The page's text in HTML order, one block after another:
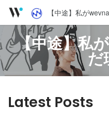
【中途】私が
【中途】私
だ
Latest Posts